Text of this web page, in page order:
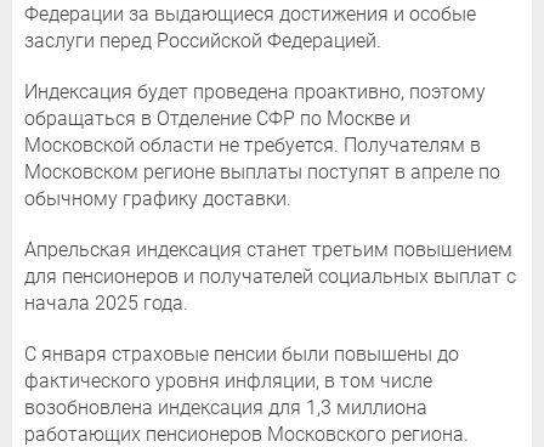
Федерации за выдающиеся достижения и особые
заслуги перед Российской Федерацией.
Индексация будет проведена проактивно, поэтому
обращаться в Отделение СФР по Москве и
Московской области не требуется. Получателям в
Московском регионе выплаты поступят в апреле по
обычному графику доставки.
Апрельская индексация станет третьим повышением
для пенсионеров и получателей социальных выплат с
начала 2025 года.
С января страховые пенсии были повышены до
фактического уровня инфляции, в том числе
возобновлена индексация для 1,3 миллиона
работающих пенсионеров Московского региона.